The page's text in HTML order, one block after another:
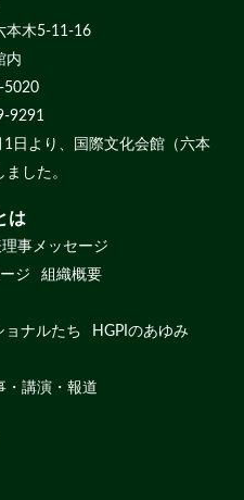
本木5-11-16
内
5020
9291
日より、国際文化会館（六本
した。
は
事メッセージ
ジ
組織概要
ョナルたち
HGPIのあゆみ
・講演・報道